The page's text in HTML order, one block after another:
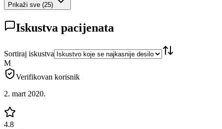
Prikaži sve (25)
Iskustva pacijenata
Sortiraj iskustva
M
Verifikovan korisnik
2. mart 2020.
4.8